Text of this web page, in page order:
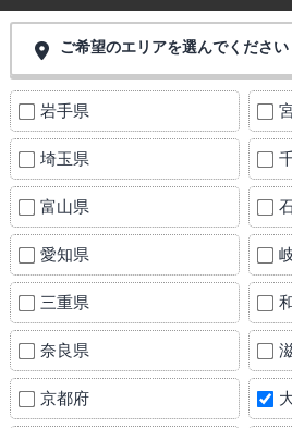
ご希望のエリアを選んでください
岩手県
埼玉県
富山県
愛知県
三重県
奈良県
京都府